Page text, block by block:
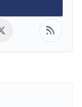
rss_feed